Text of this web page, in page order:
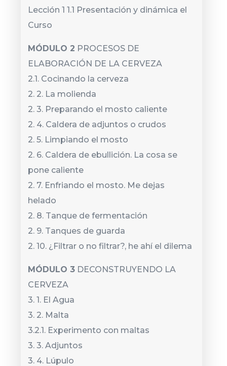
Lección 1 1.1 Presentación y dinámica el
Curso
MÓDULO 2 PROCESOS DE
ELABORACIÓN DE LA CERVEZA
2.1. Cocinando la cerveza
2. 2. La molienda
2. 3. Preparando el mosto caliente
2. 4. Caldera de adjuntos o crudos
2. 5. Limpiando el mosto
2. 6. Caldera de ebullición. La cosa se
pone caliente
2. 7. Enfriando el mosto. Me dejas
helado
2. 8. Tanque de fermentación
2. 9. Tanques de guarda
2. 10. ¿Filtrar o no filtrar?, he ahí el dilema
MÓDULO 3 DECONSTRUYENDO LA
CERVEZA
3. 1. El Agua
3. 2. Malta
3.2.1. Experimento con maltas
3. 3. Adjuntos
3. 4. Lúpulo